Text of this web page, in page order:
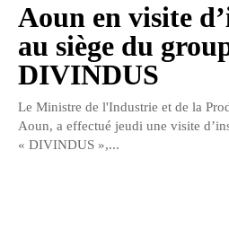
Aoun en visite
au siège du
DIVINDUS
Le Ministre de l'Industrie et de la
Aoun, a effectué jeudi une visite
« DIVINDUS »,...